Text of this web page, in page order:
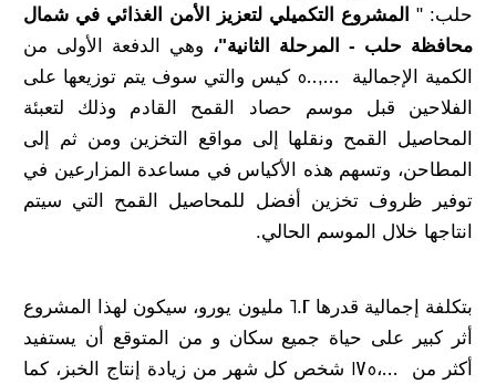
حلب: " المشروع التكميلي لتعزيز الأمن الغذائي في شمال
محافظة حلب - المرحلة الثانية"، وهي الدفعة الأولى من
الكمية الإجمالية 500,000 كيس والتي سوف يتم توزيعها على
الفلاحين قبل موسم حصاد القمح القادم وذلك لتعبئة
المحاصيل القمح ونقلها إلى مواقع التخزين ومن ثم إلى
المطاحن، وتسهم هذه الأكياس في مساعدة المزارعين في
توفير ظروف تخزين أفضل للمحاصيل القمح التي سيتم
انتاجها خلال الموسم الحالي.
بتكلفة إجمالية قدرها 6.2 مليون يورو، سيكون لهذا المشروع
أثر كبير على حياة جميع سكان و من المتوقع أن يستفيد
أكثر من 175،000 شخص كل شهر من زيادة إنتاج الخبز، كما